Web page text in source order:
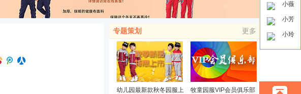
专题策划 更多
幼儿园最新款秋冬园服上
牧童园服VIP会员俱乐部
小薇
小芳
小玲